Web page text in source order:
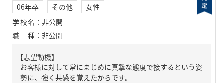
06年卒 その他
女性
学校名 ： 非公開
職種 ： 非公開
【志望動機】
お客様に対して常にまじめに真摯な態度で接するという姿
勢に、強く共感を覚えたからです。